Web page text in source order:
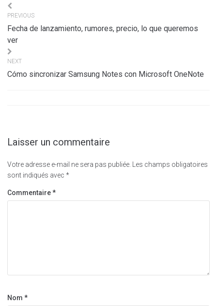
Navigation
de
l’article
PREVIOUS
Fecha de lanzamiento, rumores, precio, lo que queremos
ver
NEXT
Cómo sincronizar Samsung Notes con Microsoft OneNote
Laisser un commentaire
Votre adresse e-mail ne sera pas publiée.
Les champs obligatoires
sont indiqués avec *
Commentaire*
Nom *